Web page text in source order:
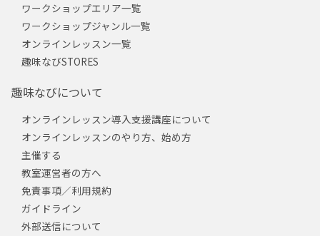
ワークショップエリア一覧
ワークショップジャンル一覧
オンラインレッスン一覧
趣味なびSTORES
趣味なびについて
オンラインレッスン導入支援講座について
オンラインレッスンのやり方、始め方
主催する
教室運営者の方へ
免責事項／利用規約
ガイドライン
外部送信について